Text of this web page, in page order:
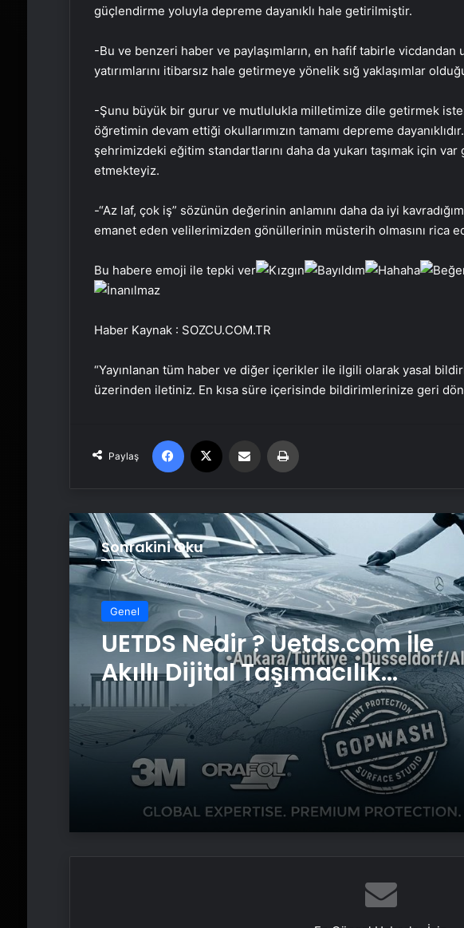
güçlendirme yoluyla depreme dayanıklı hale getirilmiştir.
-Bu ve benzeri haber ve paylaşımların, en hafif tabirle vicdandan
yatırımlarını itibarsız hale getirmeye yönelik sığ yaklaşımlar
-Şunu büyük bir gurur ve mutlulukla milletimize dile getirmek
öğretimin devam ettiği okullarımızın tamamı depreme
şehrimizdeki eğitim standartlarını daha da yukarı taşımak için var
etmekteyiz.
-“Az laf, çok iş” sözünün değerinin anlamını daha da iyi
emanet eden velilerimizden gönüllerinin müsterih olmasını rica
Bu habere emoji ile tepki ver
Haber Kaynak : SOZCU.COM.TR
“Yayınlanan tüm haber ve diğer içerikler ile ilgili olarak yasal
üzerinden iletiniz. En kısa süre içerisinde bildirimlerinize geri
Paylaş
Facebook Email'den paylaş
Sonrakini Oku
Genel
UETDS Nedir ? Uetds.com İle
Akıllı Dijital Taşımacılık
Yazılımı
Genel
Yeni Dünya Düzensizliği
Çağında Türk Dış Politikası
ve Hakan Fidan Faktörü